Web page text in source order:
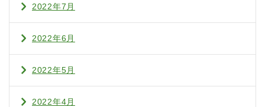
2022年7月
2022年6月
2022年5月
2022年4月